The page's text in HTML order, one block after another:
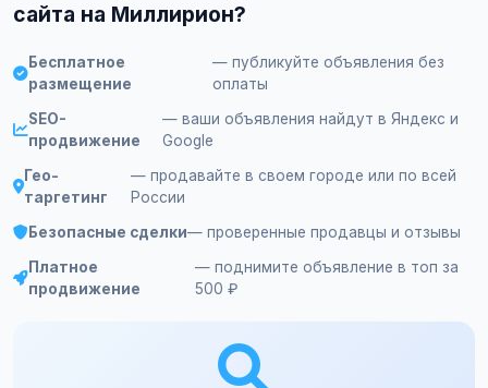
сайта на Миллирион?
Бесплатное
размещение
— публикуйте объявления без
оплаты
SEO-
продвижение
— ваши объявления найдут в Яндекс и
Google
Гео-
таргетинг
— продавайте в своем городе или по всей
России
Безопасные сделки— проверенные продавцы и отзывы
Платное
продвижение
— поднимите объявление в топ за
500 ₽